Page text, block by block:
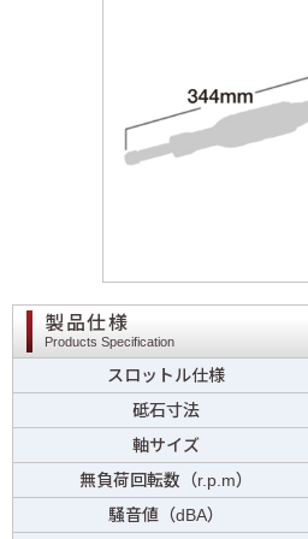
製品仕様
Products Specification
スロットル仕様
砥石寸法
軸サイズ
無負荷回転数（r.p.m）
騒音値（dBA）